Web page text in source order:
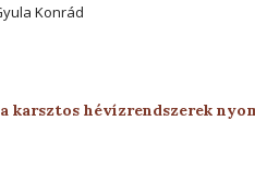
Konrád
karsztos hévízrendszerek